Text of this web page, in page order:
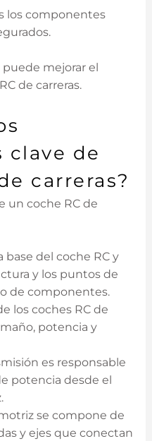
los componentes
mejorar el
de carreras.
clave de
carreras?
un coche RC de
base del coche RC y
y los puntos de
de componentes.
los coches RC de
potencia y
es responsable
potencia desde el
se compone de
y ejes que conectan